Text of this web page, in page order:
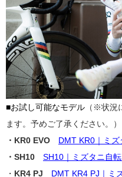
■お試し可能なモデル （※状況
ます。予めご了承ください。）
・KR0 EVO DMT KR0｜ミ
・SH10 SH10｜ミズタニ自
・ KR4 PJ DMT KR4 PJ｜ミ